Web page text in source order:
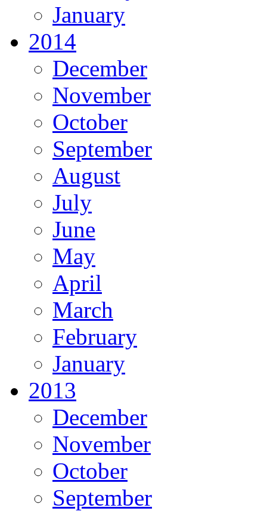
January
2014
December
November
October
September
August
July
June
May
April
March
February
January
2013
December
November
October
September